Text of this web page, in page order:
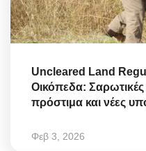
Uncleared Land
Οικόπεδα:
πρόστιμα και νέες
Φεβ 3, 2026